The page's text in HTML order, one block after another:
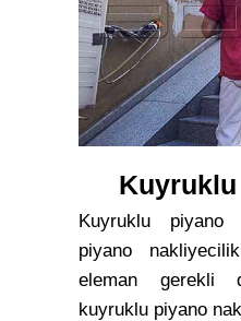
Kuyruklu piyano
piyano
eleman gerekli
kuyruklu piyano